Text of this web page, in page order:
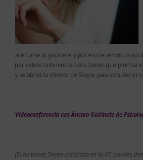
acercarse al gabinete y por eso tenemos la
por videoconferencia. Solo tienes que pinchar
y se abrirá tu cliente de Skype para establecer
Videoconferencia con Áncora Gabinete de
(Si no tienes Skype instalado en tu PC puedes